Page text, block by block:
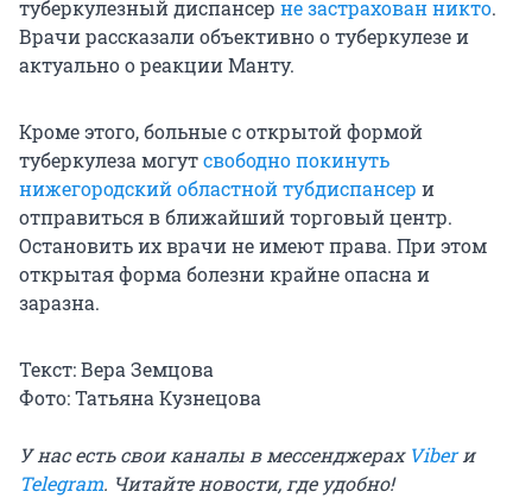
туберкулезный диспансер не застрахован никто.
Врачи рассказали объективно о туберкулезе и
актуально о реакции Манту.
Кроме этого, больные с открытой формой
туберкулеза могутсвободно покинуть
нижегородский областной тубдиспансер и
отправиться в ближайший торговый центр.
Остановить их врачи не имеют права. При этом
открытая форма болезни крайне опасна и
заразна.
Текст: Вера Земцова
Фото: Татьяна Кузнецова
У нас есть свои каналы в мессенджерах Viberи
Telegram. Читайте новости, где удобно!